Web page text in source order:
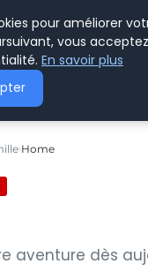
Home
aventure dès
pour améliorer
vous
En savoir plus